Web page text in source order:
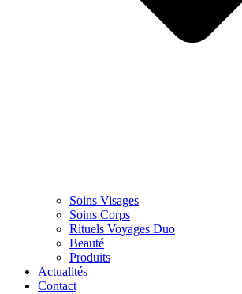
Soins Visages
Soins Corps
Rituels Voyages Duo
Beauté
Produits
Actualités
Contact